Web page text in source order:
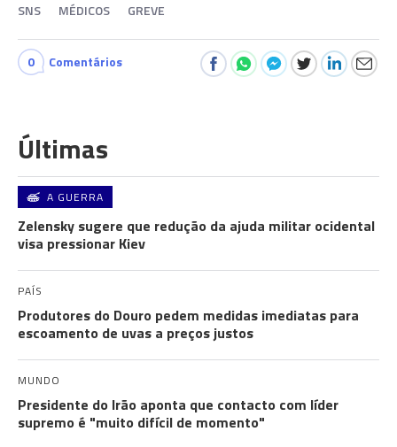
SNS MÉDICOS GREVE
0 Comentários
Últimas
A GUERRA
Zelensky sugere que redução da ajuda militar ocidental
visa pressionar Kiev
PAÍS
Produtores do Douro pedem medidas imediatas para
escoamento de uvas a preços justos
MUNDO
Presidente do Irão aponta que contacto com líder
supremo é "muito difícil de momento"